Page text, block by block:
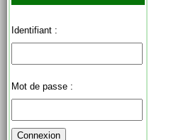
Identifiant :
Mot de passe :